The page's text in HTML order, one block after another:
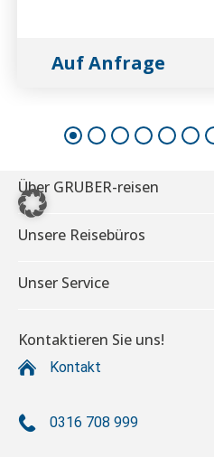
Auf Anfrage
Über GRUBER-reisen
Unsere Reisebüros
Unser Service
Kontaktieren Sie uns!
Kontakt
0316 708 999